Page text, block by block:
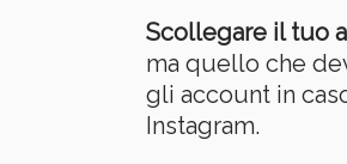
Scollegare il tuo
ma quello che
gli account in
Instagram.